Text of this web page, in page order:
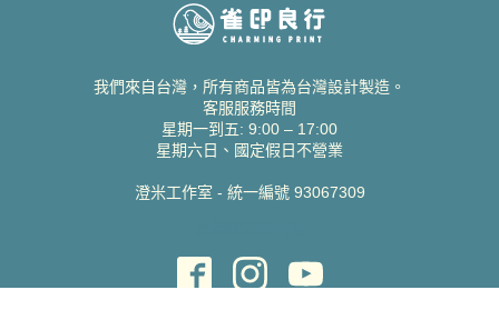
我們來自台灣，所有商品皆為台灣設計製造。
客服服務時間
星期一到五: 9:00 – 17:00
星期六日、國定假日不營業
澄米工作室 - 統一編號 93067309